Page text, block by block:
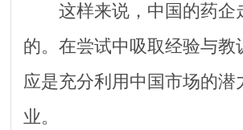
这样来说，中国的药企
的。在尝试中吸取经验与
应是充分利用中国市场的
业。